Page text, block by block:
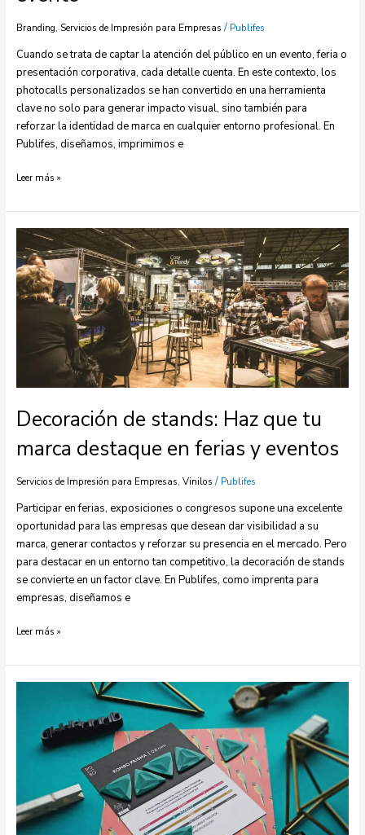
Branding, Servicios de Impresión para Empresas/ Publifes
Cuando se trata de captar la atención del público en un evento, feria o
presentación corporativa, cada detalle cuenta. En este contexto, los
photocalls personalizados se han convertido en una herramienta
clave no solo para generar impacto visual, sino también para
reforzar la identidad de marca en cualquier entorno profesional. En
Publifes, diseñamos, imprimimos e
Leer más »
Decoración de stands: Haz que tu
marca destaque en ferias y eventos
Servicios de Impresión para Empresas,Vinilos/ Publifes
Participar en ferias, exposiciones o congresos supone una excelente
oportunidad para las empresas que desean dar visibilidad a su
marca, generar contactos y reforzar su presencia en el mercado. Pero
para destacar en un entorno tan competitivo, la decoración de stands
se convierte en un factor clave. En Publifes, como imprenta para
empresas, diseñamos e
Decoración
stands:
Haz
que
tu
marca
Leer más »
necesitas
merchandising